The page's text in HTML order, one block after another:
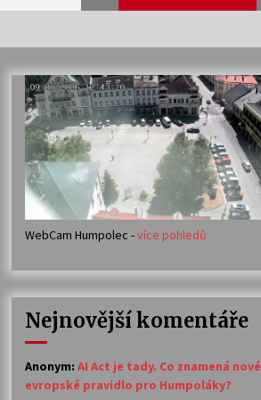
Veselí muzikanti
30. 7. 2026
Votavžatský ploty
23. 7. 2026
14. 7. 2026
30. 6. 2026
WebCam Humpolec -více pohledů
Nejnovější komentáře
Anonym: AI Act je tady. Co znamená nové
evropské pravidlo pro Humpoláky?